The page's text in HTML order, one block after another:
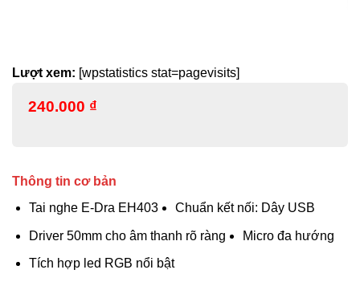
Lượt xem: [wpstatistics stat=pagevisits]
240.000 ₫
Thông tin cơ bản
Tai nghe E-Dra EH403
Chuẩn kết nối: Dây USB
Driver 50mm cho âm thanh rõ ràng Micro đa hướng
Tích hợp led RGB nổi bật